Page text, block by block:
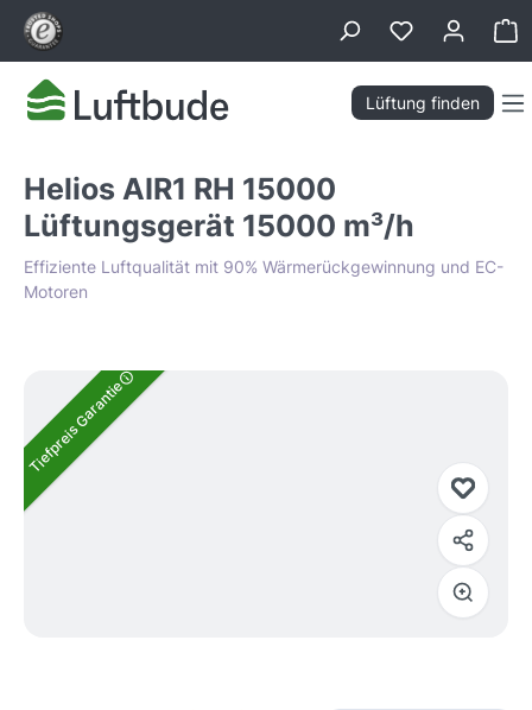
springen
Lüftung finden
Helios AIR1 RH 15000
Lüftungsgerät 15000 m³/h
Effiziente Luftqualität mit 90% Wärmerückgewinnung und EC-
Motoren
Bildergalerie überspringen
Tiefpreis Garantie